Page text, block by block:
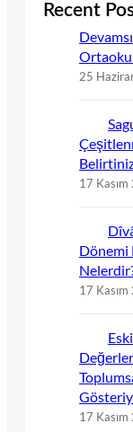
Recent
25
17
Dönemi
17
17